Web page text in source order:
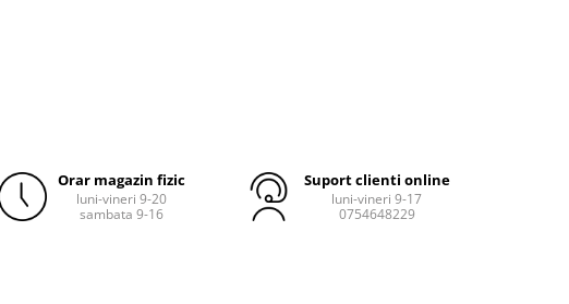
Orar magazin fizic
luni-vineri 9-20
sambata 9-16
Suport clienti online
luni-vineri 9-17
0754648229